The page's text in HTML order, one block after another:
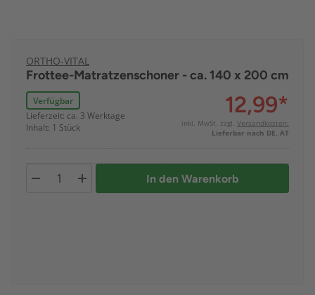
ORTHO-VITAL
Frottee-Matratzenschoner - ca. 140 x 200 cm
Verfügbar
Lieferzeit: ca. 3 Werktage
Inhalt: 1 Stück
12,99*
inkl. MwSt. zzgl. Versandkosten:
Lieferbar nach DE, AT
In den Warenkorb